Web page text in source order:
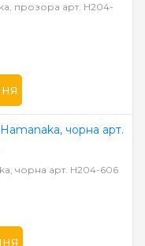
прозора арт. H204-
Hamanaka
Японія
чорна арт. H204-606